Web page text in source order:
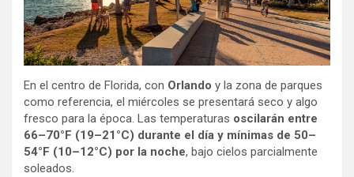
En el centro de Florida, con Orlando y la zona de parques
como referencia, el miércoles se presentará seco y algo
fresco para la época. Las temperaturas oscilarán entre
66–70°F (19–21°C) durante el día y mínimas de 50–
54°F (10–12°C) por la noche, bajo cielos parcialmente
soleados.